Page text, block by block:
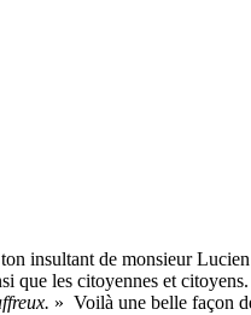
insultant de monsieur
que les citoyennes et
» Voilà une belle façon